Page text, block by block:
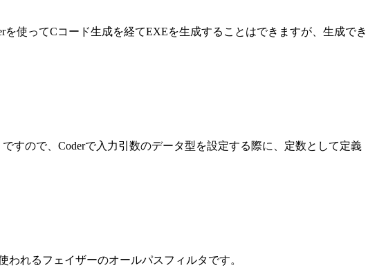
使ってCコード生成を経てEXEを生成することはできますが、生成でき
すので、Coderで入力引数のデータ型を設定する際に、定数として定義
れるフェイザーのオールパスフィルタです。